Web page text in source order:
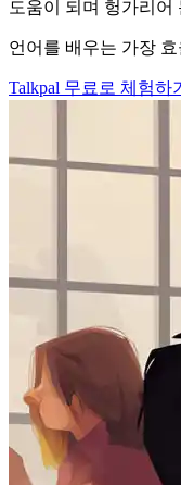
도움이 되며 헝가리어
언어를 배우는 가장
Talkpal 무료로 체험하기